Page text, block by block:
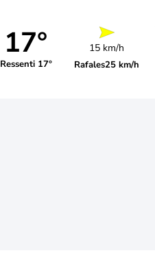
17°
Ressenti 17°
15 km/h
Rafales25 km/h